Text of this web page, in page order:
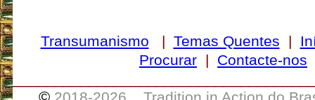
Transumanismo | Temas Quentes |
Procurar | Contacte-nos